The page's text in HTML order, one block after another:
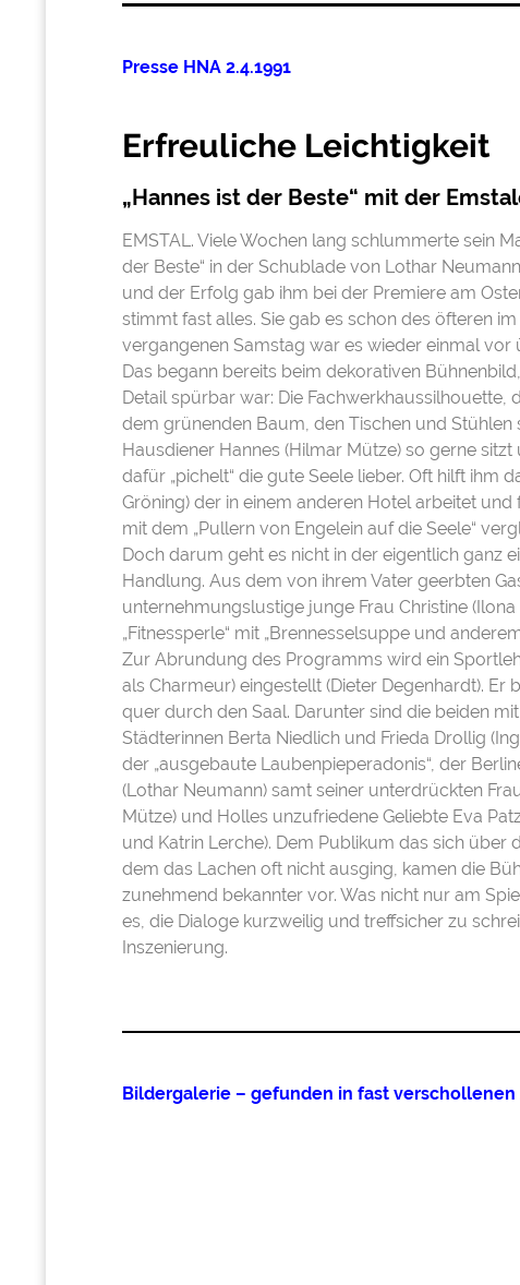
Presse HNA 2.4.1991
Erfreuliche Leichtigkeit
„Hannes ist der Beste“ mit der
EMSTAL. Viele Wochen lang schlummerte sein
der Beste“ in der Schublade von Lothar
und der Erfolg gab ihm bei der Premiere am
stimmt fast alles. Sie gab es schon des öfteren
vergangenen Samstag war es wieder einmal vor
Das begann bereits beim dekorativen
Detail spürbar war: Die Fachwerkhaussilhouette,
dem grünenden Baum, den Tischen und
Hausdiener Hannes (Hilmar Mütze) so gerne
dafür „pichelt“ die gute Seele lieber. Oft hilft ihm
Gröning) der in einem anderen Hotel arbeitet
mit dem „Pullern von Engelein auf die Seele“
Doch darum geht es nicht in der eigentlich ganz
Handlung. Aus dem von ihrem Vater geerbten
unternehmungslustige junge Frau Christine
„Fitnessperle“ mit „Brennesselsuppe und
Zur Abrundung des Programms wird ein
als Charmeur) eingestellt (Dieter Degenhardt). Er
quer durch den Saal. Darunter sind die beiden
Städterinnen Berta Niedlich und Frieda Drollig
der „ausgebaute Laubenpieperadonis“, der
(Lothar Neumann) samt seiner unterdrückten
Mütze) und Holles unzufriedene Geliebte Eva
und Katrin Lerche). Dem Publikum das sich über
dem das Lachen oft nicht ausging, kamen die
zunehmend bekannter vor. Was nicht nur am
es, die Dialoge kurzweilig und treffsicher zu
Inszenierung.
Bildergalerie – gefunden in fast verschollenen